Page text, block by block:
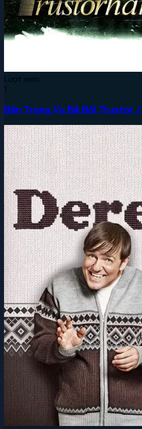
Lượt xem:
1
Bên Trong Vụ Bê Bối Trustor